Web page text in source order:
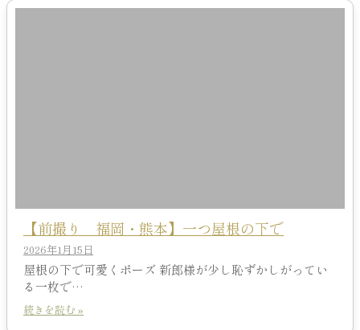
【前撮り 福岡・熊本】一つ屋根の下で
2026年1月15日
屋根の下で可愛くポーズ 新郎様が少し恥ずかしがってい
る一枚で…
続きを読む »